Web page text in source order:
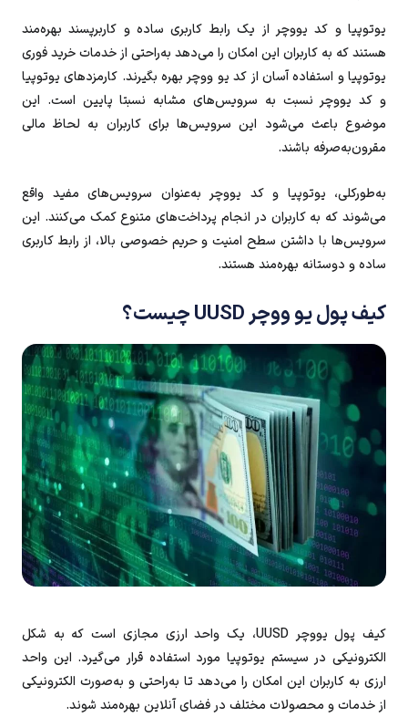
یوتوپیا و کد یووچر از یک رابط کاربری ساده و کاربرپسند بهره‌مند
هستند که به کاربران این امکان را می‌دهد به‌راحتی از خدمات خرید فوری
یوتوپیا و استفاده آسان از کد یو ووچر بهره بگیرند. کارمزدهای یوتوپیا
و کد یووچر نسبت به سرویس‌های مشابه نسبتا پایین است. این
موضوع باعث می‌شود این سرویس‌ها برای کاربران به لحاظ مالی
مقرون‌به‌صرفه باشند.
به‌طورکلی، یوتوپیا و کد یووچر به‌عنوان سرویس‌های مفید واقع
می‌شوند که به کاربران در انجام پرداخت‌های متنوع کمک می‌کنند. این
سرویس‌ها با داشتن سطح امنیت و حریم خصوصی بالا، از رابط کاربری
ساده و دوستانه بهره‌مند هستند.
کیف پول یو ووچر UUSD چیست؟
کیف پول یووچر UUSD، یک واحد ارزی مجازی است که به شکل
الکترونیکی در سیستم یوتوپیا مورد استفاده قرار می‌گیرد. این واحد
ارزی به کاربران این امکان را می‌دهد تا به‌راحتی و به‌صورت الکترونیکی
از خدمات و محصولات مختلف در فضای آنلاین بهره‌مند شوند.